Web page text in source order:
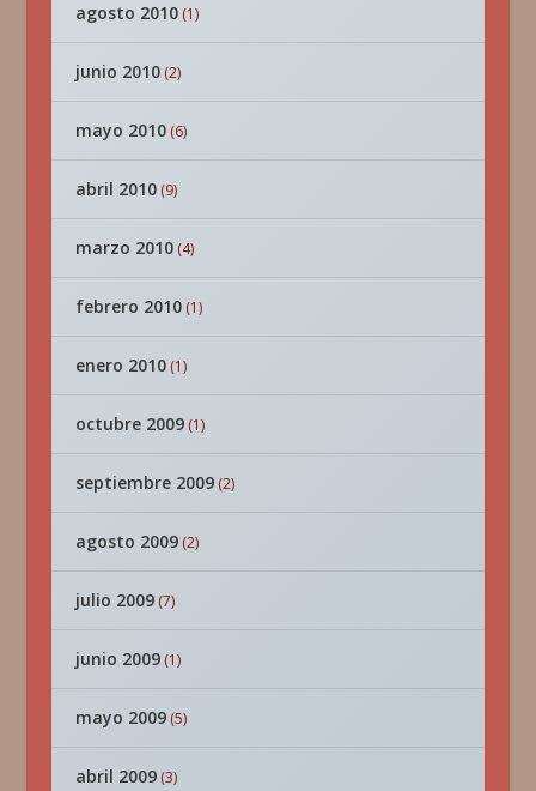
agosto 2010(1)
junio 2010(2)
mayo 2010(6)
abril 2010(9)
marzo 2010(4)
febrero 2010(1)
enero 2010(1)
octubre 2009(1)
septiembre 2009(2)
agosto 2009(2)
julio 2009(7)
junio 2009(1)
mayo 2009(5)
abril 2009(3)